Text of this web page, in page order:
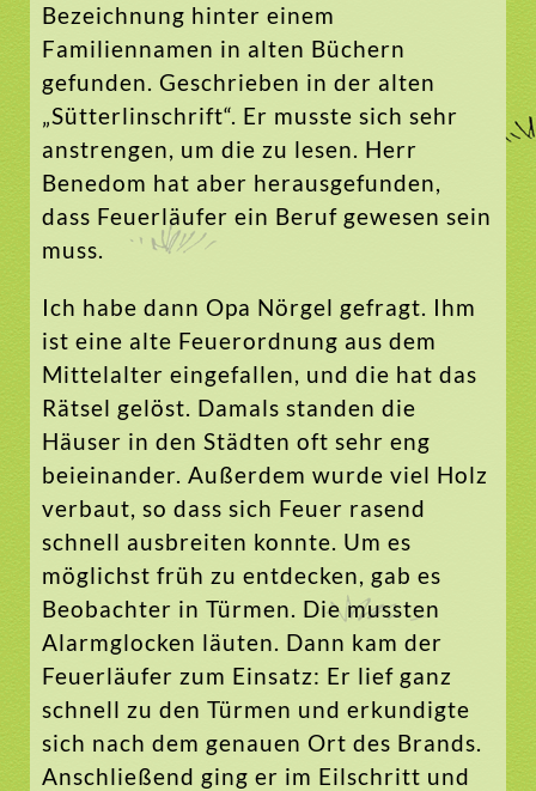
Bezeichnung hinter einem
Familiennamen in alten Büchern
gefunden. Geschrieben in der alten
„Sütterlinschrift“. Er musste sich sehr
anstrengen, um die zu lesen. Herr
Benedom hat aber herausgefunden,
dass Feuerläufer ein Beruf gewesen sein
muss.
Ich habe dann Opa Nörgel gefragt. Ihm
ist eine alte Feuerordnung aus dem
Mittelalter eingefallen, und die hat das
Rätsel gelöst. Damals standen die
Häuser in den Städten oft sehr eng
beieinander. Außerdem wurde viel Holz
verbaut, so dass sich Feuer rasend
schnell ausbreiten konnte. Um es
möglichst früh zu entdecken, gab es
Beobachter in Türmen. Die mussten
Alarmglocken läuten. Dann kam der
Feuerläufer zum Einsatz: Er lief ganz
schnell zu den Türmen und erkundigte
sich nach dem genauen Ort des Brands.
Anschließend ging er im Eilschritt und